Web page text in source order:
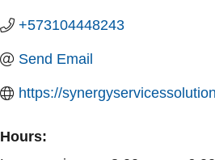
+573104448243
Send Email
https://
Hours: